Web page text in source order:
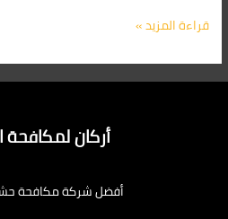
قراءة المزيد »
أركان
أفضل شركة مكافحة